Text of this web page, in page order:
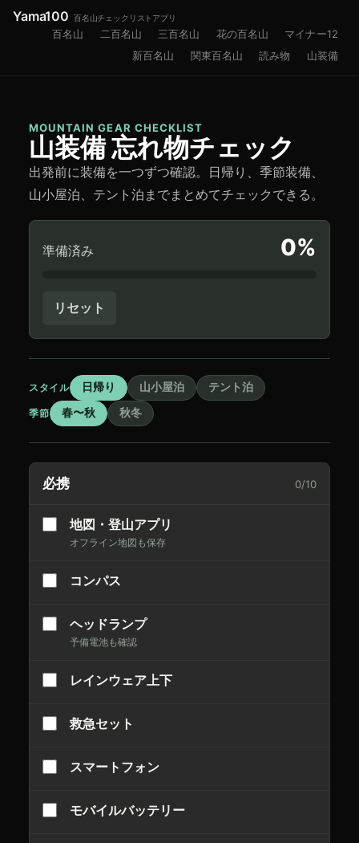
Yama100 百名山チェックリストアプリ
百名山 二百名山 三百名山 花の百名山
マイナー12
新百名山
関東百名山 読み物 山装備
MOUNTAIN GEAR CHECKLIST
山装備 忘れ物チェック
出発前に装備を一つずつ確認。日帰り、季節装備、
山小屋泊、テント泊までまとめてチェックできる。
準備済み 0%
リセット
スタイル 日帰り 山小屋泊 テント泊
季節 春〜秋 秋冬
必携 0/10
地図・登山アプリ
オフライン地図も保存
コンパス
ヘッドランプ
予備電池も確認
レインウェア上下
救急セット
スマートフォン
モバイルバッテリー